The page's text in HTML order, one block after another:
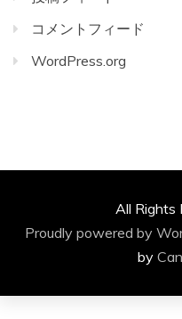
コメントフィード
WordPress.org
All Rights
Proudly powered by
by